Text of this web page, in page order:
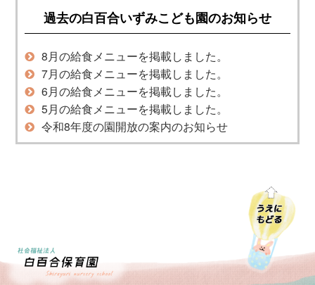
過去の白百合いずみこども園のお知らせ
8月の給食メニューを掲載しました。
7月の給食メニューを掲載しました。
6月の給食メニューを掲載しました。
5月の給食メニューを掲載しました。
令和8年度の園開放の案内のお知らせ